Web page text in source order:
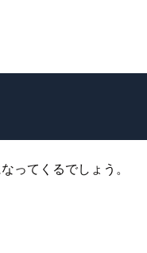
てくるでしょう。